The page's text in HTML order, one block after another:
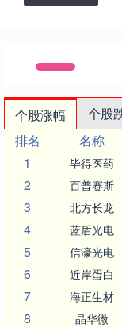
个股涨幅 个股
排名
名称
1
毕得医药
2 百普赛斯
3 北方长龙
4 蓝盾光电
5 信濠光电
6 近岸蛋白
7 海正生材
8 晶华微